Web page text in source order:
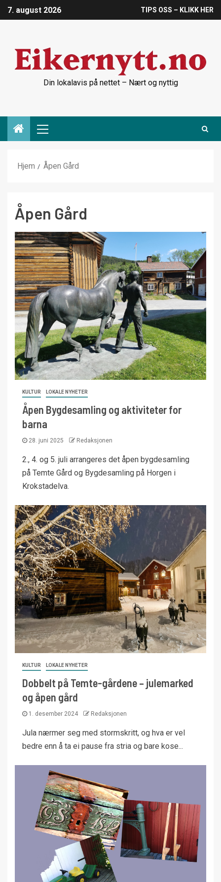
7. august 2026 TIPS OSS – KLIKK HER
Din lokalavis på nettet – Nært og nyttig
Hjem Åpen Gård
Åpen Gård
KULTUR LOKALE NYHETER
Åpen Bygdesamling og aktiviteter for
barna
28. juni 2025 Redaksjonen
2., 4. og 5. juli arrangeres det åpen bygdesamling
på Temte Gård og Bygdesamling på Horgen i
Krokstadelva.
KULTUR LOKALE NYHETER
Dobbelt på Temte-gårdene – julemarked
og åpen gård
1. desember 2024 Redaksjonen
Jula nærmer seg med stormskritt, og hva er vel
bedre enn å ta ei pause fra stria og bare kose...